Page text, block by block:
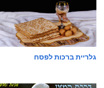
גלריית ברכות לפסח